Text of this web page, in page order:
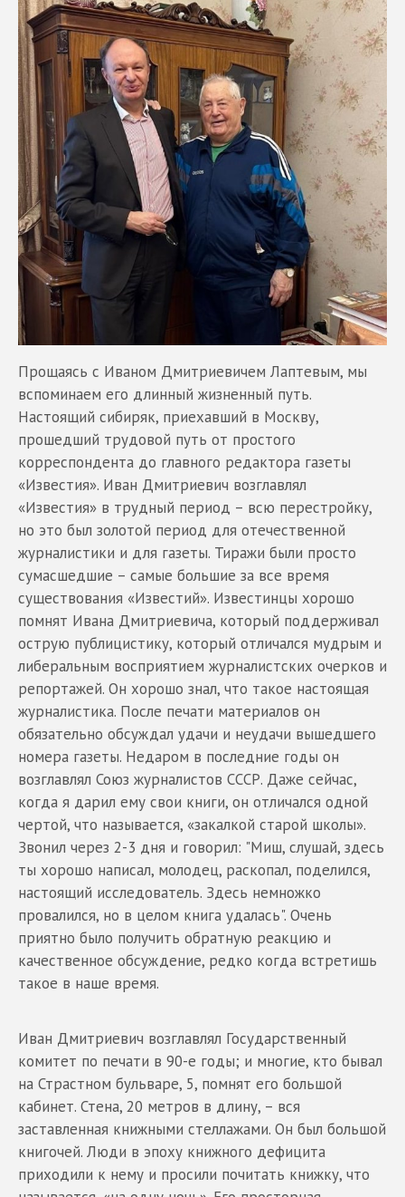
Прощаясь с Иваном Дмитриевичем Лаптевым, мы
вспоминаем его длинный жизненный путь.
Настоящий сибиряк, приехавший в Москву,
прошедший трудовой путь от простого
корреспондента до главного редактора газеты
«Известия». Иван Дмитриевич возглавлял
«Известия» в трудный период – всю перестройку,
но это был золотой период для отечественной
журналистики и для газеты. Тиражи были просто
сумасшедшие – самые большие за все время
существования «Известий». Известинцы хорошо
помнят Ивана Дмитриевича, который поддерживал
острую публицистику, который отличался мудрым и
либеральным восприятием журналистских очерков и
репортажей. Он хорошо знал, что такое настоящая
журналистика. После печати материалов он
обязательно обсуждал удачи и неудачи вышедшего
номера газеты. Недаром в последние годы он
возглавлял Союз журналистов СССР. Даже сейчас,
когда я дарил ему свои книги, он отличался одной
чертой, что называется, «закалкой старой школы».
Звонил через 2-3 дня и говорил: "Миш, слушай, здесь
ты хорошо написал, молодец, раскопал, поделился,
настоящий исследователь. Здесь немножко
провалился, но в целом книга удалась". Очень
приятно было получить обратную реакцию и
качественное обсуждение, редко когда встретишь
такое в наше время.
Иван Дмитриевич возглавлял Государственный
комитет по печати в 90-е годы; и многие, кто бывал
на Страстном бульваре, 5, помнят его большой
кабинет. Стена, 20 метров в длину, – вся
заставленная книжными стеллажами. Он был большой
книгочей. Люди в эпоху книжного дефицита
приходили к нему и просили почитать книжку, что